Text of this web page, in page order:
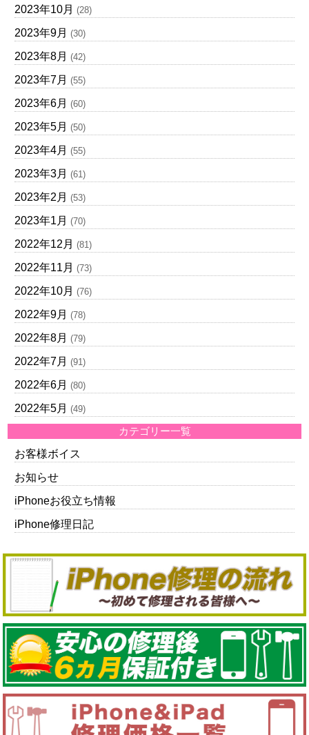
2023年10月 (28)
2023年9月 (30)
2023年8月 (42)
2023年7月 (55)
2023年6月 (60)
2023年5月 (50)
2023年4月 (55)
2023年3月 (61)
2023年2月 (53)
2023年1月 (70)
2022年12月 (81)
2022年11月 (73)
2022年10月 (76)
2022年9月 (78)
2022年8月 (79)
2022年7月 (91)
2022年6月 (80)
2022年5月 (49)
カテゴリー一覧
お客様ボイス
お知らせ
iPhoneお役立ち情報
iPhone修理日記